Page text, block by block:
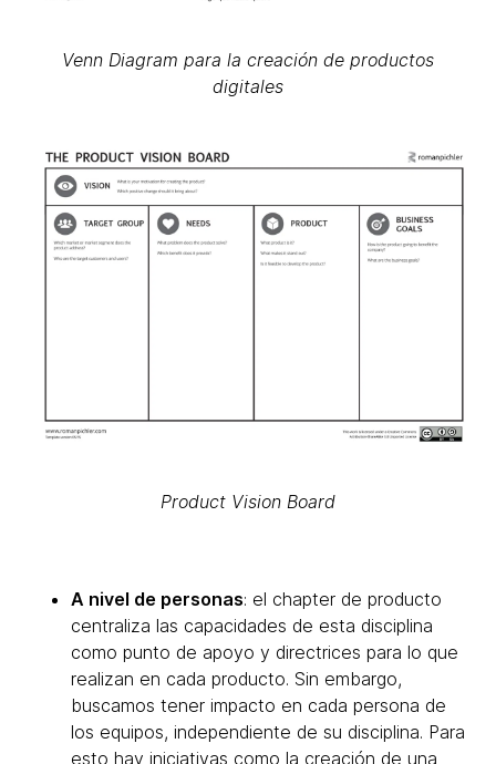
Venn Diagram para la creación de productos
digitales
Product Vision Board
A nivel de personas: el chapter de producto
centraliza las capacidades de esta disciplina
como punto de apoyo y directrices para lo que
realizan en cada producto. Sin embargo,
buscamos tener impacto en cada persona de
los equipos, independiente de su disciplina. Para
esto hay iniciativas como la creación de una